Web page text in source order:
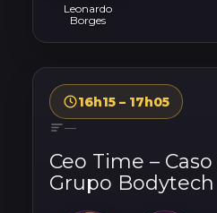
Leonardo
Borges
16h15 – 17h05
—
Ceo Time –
Grupo Bodytech